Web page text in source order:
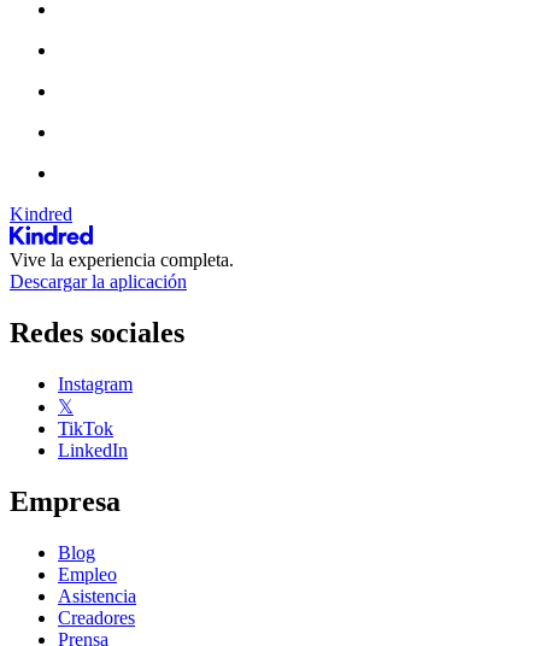
Kindred
Vive la experiencia completa.
Descargar la aplicación
Redes sociales
Instagram
𝕏
TikTok
LinkedIn
Empresa
Blog
Empleo
Asistencia
Creadores
Prensa